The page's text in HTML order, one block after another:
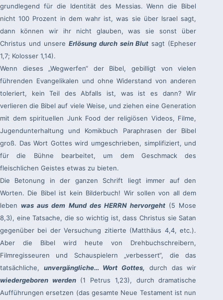
grundlegend für die Identität des Messias. Wenn die Bibel
nicht 100 Prozent in dem wahr ist, was sie über Israel sagt,
dann können wir ihr nicht glauben, was sie sonst über
Christus und unsere Erlösung durch sein Blut sagt (Epheser
1,7; Kolosser 1,14).
Wenn dieses „Wegwerfen“ der Bibel, gebilligt von vielen
führenden Evangelikalen und ohne Widerstand von anderen
toleriert, kein Teil des Abfalls ist, was ist es dann? Wir
verlieren die Bibel auf viele Weise, und ziehen eine Generation
mit dem spirituellen Junk Food der religiösen Videos, Filme,
Jugendunterhaltung und Komikbuch Paraphrasen der Bibel
groß. Das Wort Gottes wird umgeschrieben, simplifiziert, und
für die Bühne bearbeitet, um dem Geschmack des
fleischlichen Geistes etwas zu bieten.
Die Betonung in der ganzen Schrift liegt immer auf den
Worten. Die Bibel ist kein Bilderbuch! Wir sollen von all dem
leben was aus dem Mund des HERRN hervorgeht(5 Mose
8,3), eine Tatsache, die so wichtig ist, dass Christus sie Satan
gegenüber bei der Versuchung zitierte (Matthäus 4,4, etc.).
Aber die Bibel wird heute von Drehbuchschreibern,
Filmregisseuren und Schauspielern „verbessert“, die das
tatsächliche, unvergängliche… Wort Gottes, durch das wir
wiedergeboren werden(1 Petrus 1,23), durch dramatische
Aufführungen ersetzen (das gesamte Neue Testament ist nun